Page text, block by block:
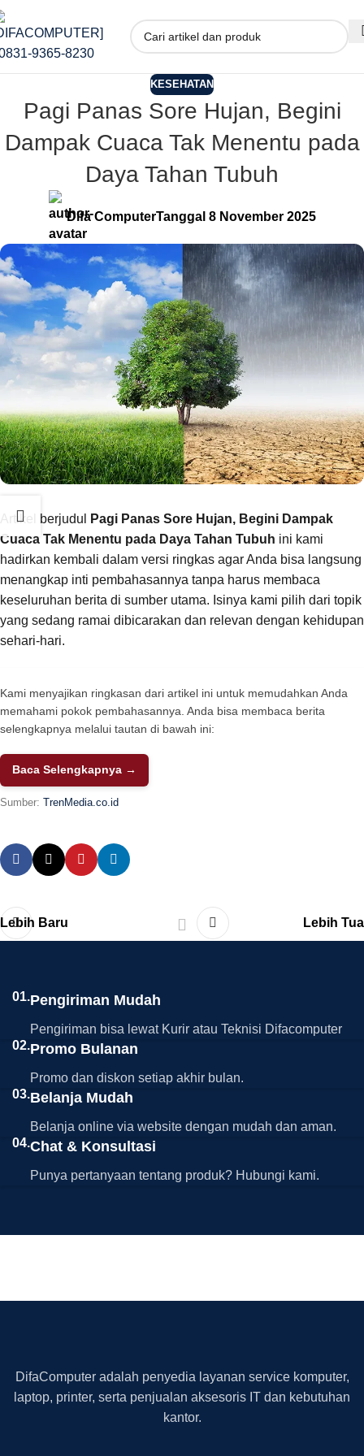
KESEHATAN
Pagi Panas Sore Hujan, Begini
Dampak Cuaca Tak Menentu pada
Daya Tahan Tubuh
Difa ComputerTanggal 8 November 2025
Artikel berjudul
Pagi Panas Sore Hujan, Begini Dampak
Cuaca Tak Menentu pada Daya Tahan Tubuh ini kami
hadirkan kembali dalam versi ringkas agar Anda bisa langsung
menangkap inti pembahasannya tanpa harus membaca
keseluruhan berita di sumber utama. Isinya kami pilih dari topik
yang sedang ramai dibicarakan dan relevan dengan kehidupan
sehari-hari.
Kami menyajikan ringkasan dari artikel ini untuk memudahkan Anda
memahami pokok pembahasannya. Anda bisa membaca berita
selengkapnya melalui tautan di bawah ini:
Baca Selengkapnya →
Sumber: TrenMedia.co.id
Lebih Baru Lebih Tua
01.Pengiriman Mudah
Pengiriman bisa lewat Kurir atau Teknisi Difacomputer
02.Promo Bulanan
Promo dan diskon setiap akhir bulan.
03.Belanja Mudah
Belanja online via website dengan mudah dan aman.
04.Chat & Konsultasi
Punya pertanyaan tentang produk? Hubungi kami.
DifaComputer adalah penyedia layanan service komputer,
laptop, printer, serta penjualan aksesoris IT dan kebutuhan
kantor.